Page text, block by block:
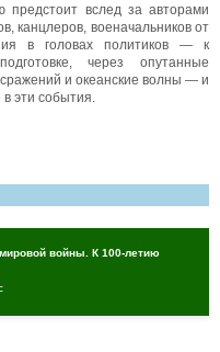
предстоит вслед за авторами
канцлеров, военачальников от
в головах политиков — к
через опутанные
и океанские волны — и
эти события.
войны. К 100-летию